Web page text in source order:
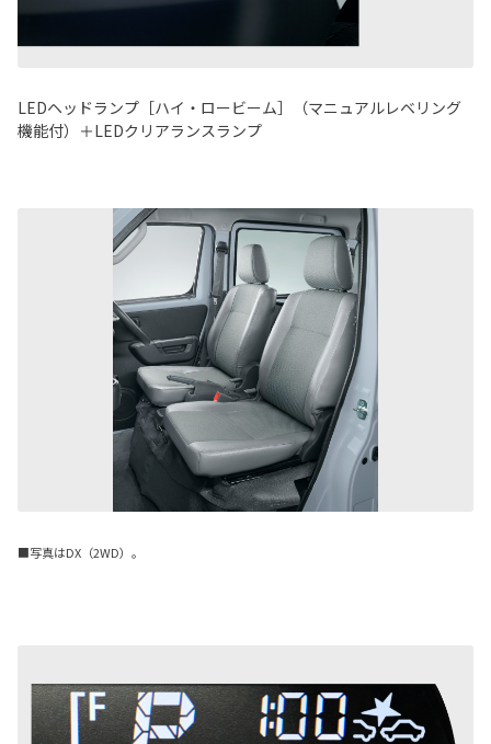
LEDヘッドランプ［ハイ・ロービーム］（マニュアルレベリング
機能付）＋LEDクリアランスランプ
■写真はDX（2WD）。